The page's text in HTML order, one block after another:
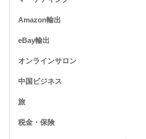
Amazon輸出
eBay輸出
オンラインサロン
中国ビジネス
旅
税金・保険